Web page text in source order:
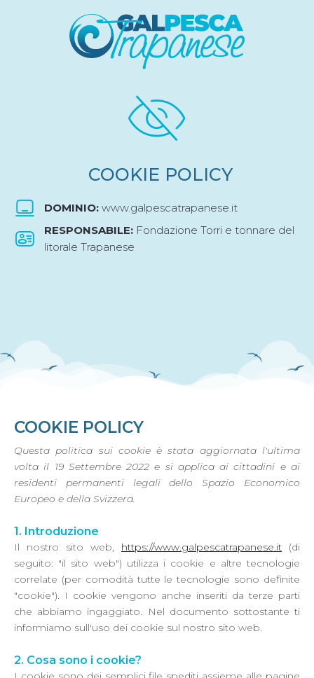
COOKIE POLICY
DOMINIO:www.galpescatrapanese.it
RESPONSABILE:Fondazione Torri e tonnare del
litorale Trapanese
COOKIE POLICY
Questa politica sui cookie è stata aggiornata l'ultima
volta il 19 Settembre 2022 e si applica ai cittadini e ai
residenti permanenti legali dello Spazio Economico
Europeo e della Svizzera.
1. Introduzione
Il nostro sito web, https://www.galpescatrapanese.it (di
seguito: "il sito web") utilizza i cookie e altre tecnologie
correlate (per comodità tutte le tecnologie sono definite
"cookie"). I cookie vengono anche inseriti da terze parti
che abbiamo ingaggiato. Nel documento sottostante ti
informiamo sull'uso dei cookie sul nostro sito web.
2. Cosa sono i cookie?